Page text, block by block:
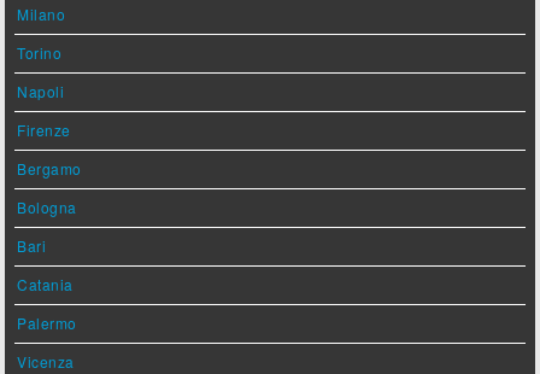
Milano
Torino
Napoli
Firenze
Bergamo
Bologna
Bari
Catania
Palermo
Vicenza